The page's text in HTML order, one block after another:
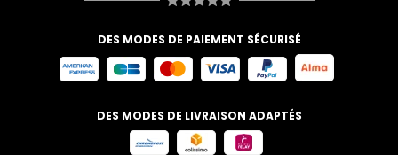
DES MODES DE PAIEMENT SÉCURISÉ
DES MODES DE LIVRAISON ADAPTÉS